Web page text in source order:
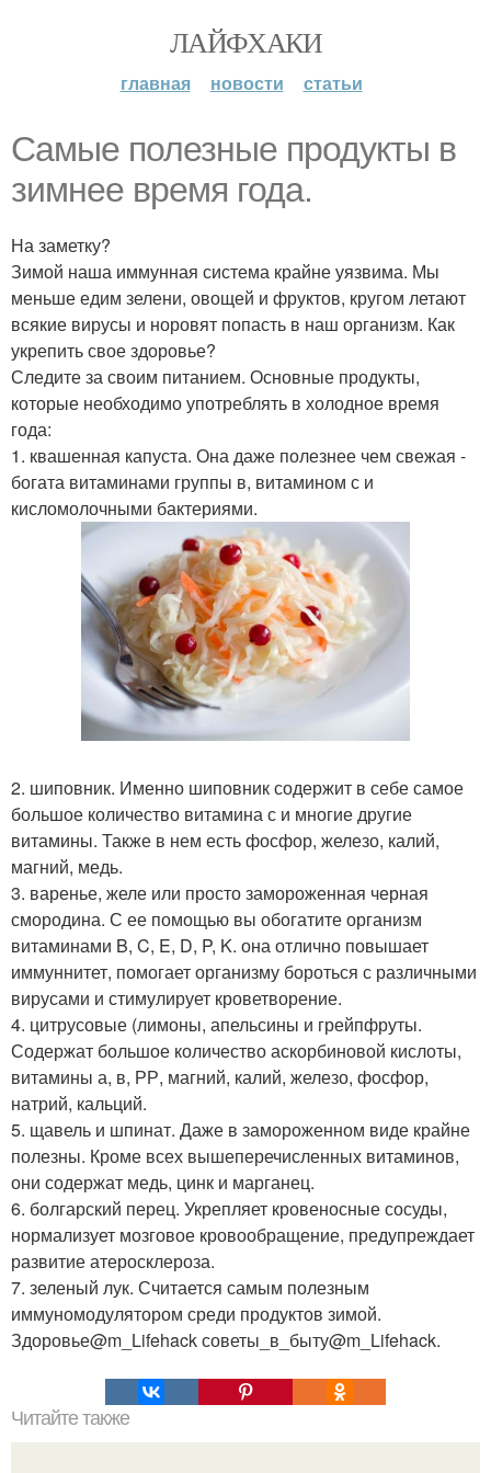
ЛАЙФХАКИ
главная новости статьи
Самые полезные продукты в
зимнее время года.
На заметку?
Зимой наша иммунная система крайне уязвима. Мы
меньше едим зелени, овощей и фруктов, кругом летают
всякие вирусы и норовят попасть в наш организм. Как
укрепить свое здоровье?
Следите за своим питанием. Основные продукты,
которые необходимо употреблять в холодное время
года:
1. квашенная капуста. Она даже полезнее чем свежая -
богата витаминами группы в, витамином с и
кисломолочными бактериями.
2. шиповник. Именно шиповник содержит в себе самое
большое количество витамина с и многие другие
витамины. Также в нем есть фосфор, железо, калий,
магний, медь.
3. варенье, желе или просто замороженная черная
смородина. С ее помощью вы обогатите организм
витаминами B, C, E, D, P, K. она отлично повышает
иммуннитет, помогает организму бороться с различными
вирусами и стимулирует кроветворение.
4. цитрусовые (лимоны, апельсины и грейпфруты.
Содержат большое количество аскорбиновой кислоты,
витамины а, в, РР, магний, калий, железо, фосфор,
натрий, кальций.
5. щавель и шпинат. Даже в замороженном виде крайне
полезны. Кроме всех вышеперечисленных витаминов,
они содержат медь, цинк и марганец.
6. болгарский перец. Укрепляет кровеносные сосуды,
нормализует мозговое кровообращение, предупреждает
развитие атеросклероза.
7. зеленый лук. Считается самым полезным
иммуномодулятором среди продуктов зимой.
Здоровье@m_Lifehack советы_в_быту@m_Lifehack.
Читайте также